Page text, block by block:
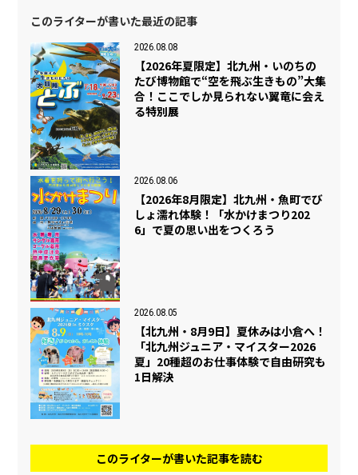
このライターが書いた最近の記事
2026.08.08
【2026年夏限定】北九州・いのちの
たび博物館で“空を飛ぶ生きもの”大集
合！ここでしか見られない翼竜に会え
る特別展
2026.08.06
【2026年8月限定】北九州・魚町でび
しょ濡れ体験！「水かけまつり202
6」で夏の思い出をつくろう
2026.08.05
【北九州・8月9日】夏休みは小倉へ！
「北九州ジュニア・マイスター2026
夏」20種超のお仕事体験で自由研究も
1日解決
このライターが書いた記事を読む